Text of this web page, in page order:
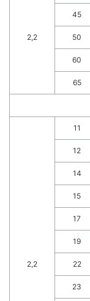
2,2
45
50
60
65
2,2
11
12
14
15
17
19
22
23